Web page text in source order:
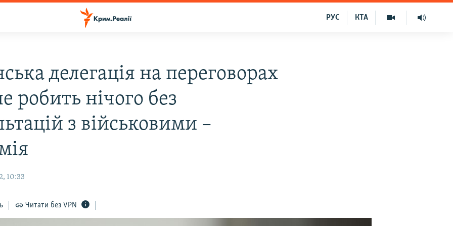
КТА
РУС
делегація на переговорах
робить нічого без
з військовими –
10:33
Читати без VPN